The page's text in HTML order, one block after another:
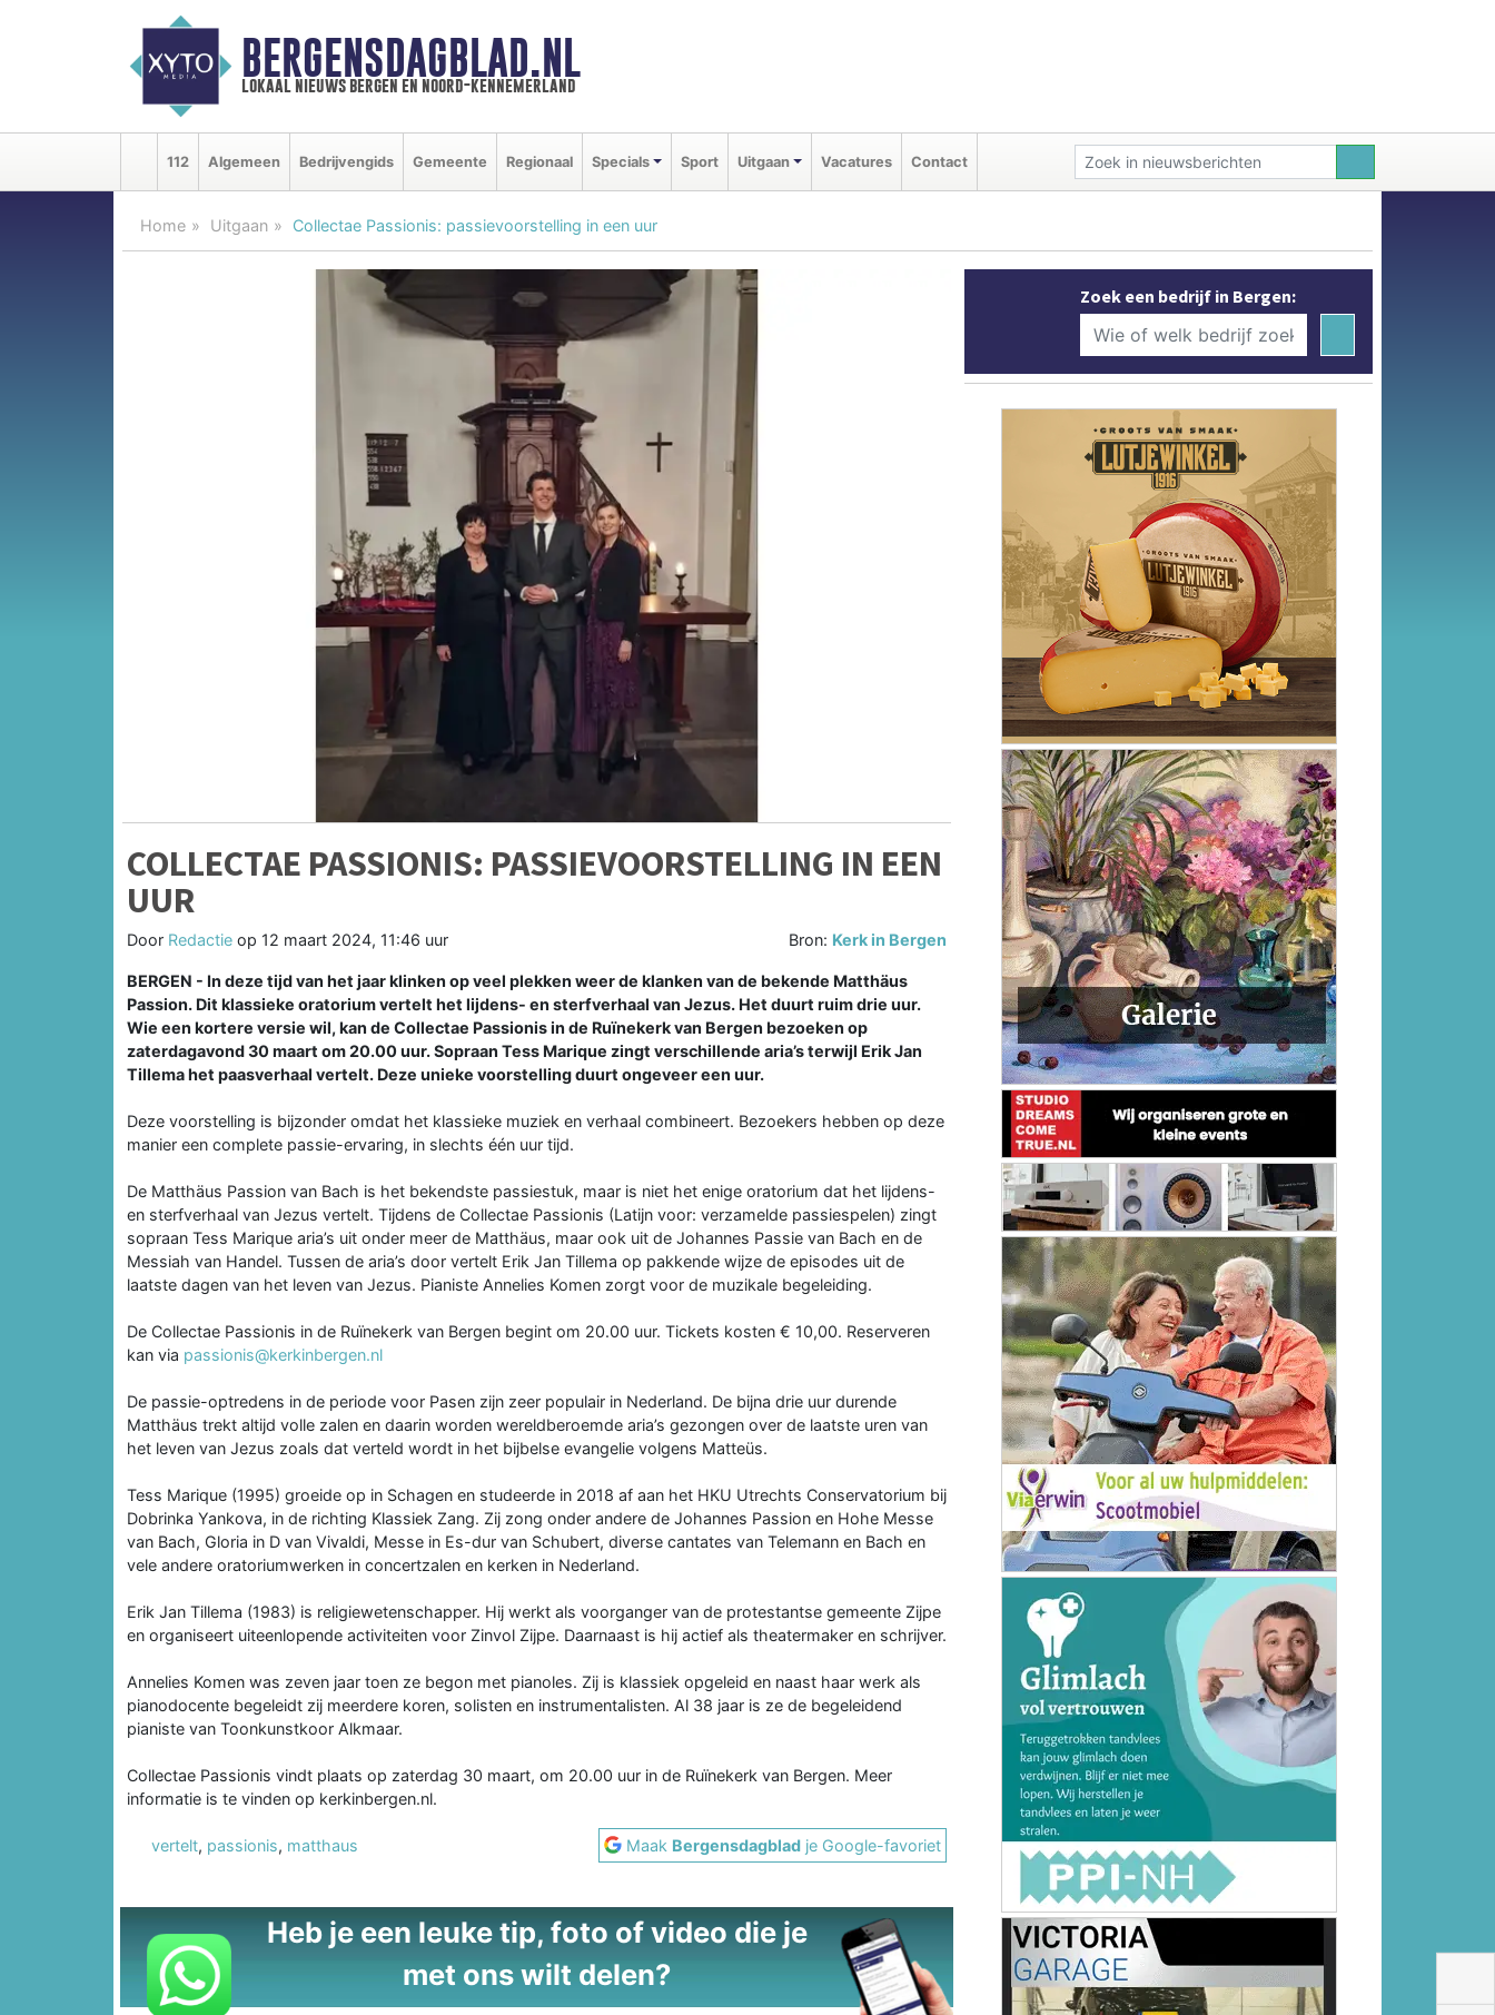
BERGENSDAGBLAD.NL
lokaal nieuws bergen en noord-kennemerland
112 Algemeen Bedrijvengids Gemeente Regionaal Specials Sport Uitgaan Vacatures Contact
Home Uitgaan Collectae Passionis: passievoorstelling in een uur
COLLECTAE PASSIONIS: PASSIEVOORSTELLING IN EEN
UUR
Door Redactie op 12 maart 2024, 11:46 uur Bron: Kerk in Bergen
BERGEN - In deze tijd van het jaar klinken op veel plekken weer de klanken van de bekende Matthäus
Passion. Dit klassieke oratorium vertelt het lijdens- en sterfverhaal van Jezus. Het duurt ruim drie uur.
Wie een kortere versie wil, kan de Collectae Passionis in de Ruïnekerk van Bergen bezoeken op
zaterdagavond 30 maart om 20.00 uur. Sopraan Tess Marique zingt verschillende aria’s terwijl Erik Jan
Tillema het paasverhaal vertelt. Deze unieke voorstelling duurt ongeveer een uur.
Deze voorstelling is bijzonder omdat het klassieke muziek en verhaal combineert. Bezoekers hebben op deze
manier een complete passie-ervaring, in slechts één uur tijd.
De Matthäus Passion van Bach is het bekendste passiestuk, maar is niet het enige oratorium dat het lijdens-
en sterfverhaal van Jezus vertelt. Tijdens de Collectae Passionis (Latijn voor: verzamelde passiespelen) zingt
sopraan Tess Marique aria’s uit onder meer de Matthäus, maar ook uit de Johannes Passie van Bach en de
Messiah van Handel. Tussen de aria’s door vertelt Erik Jan Tillema op pakkende wijze de episodes uit de
laatste dagen van het leven van Jezus. Pianiste Annelies Komen zorgt voor de muzikale begeleiding.
De Collectae Passionis in de Ruïnekerk van Bergen begint om 20.00 uur. Tickets kosten € 10,00. Reserveren
kan via passionis@kerkinbergen.nl
De passie-optredens in de periode voor Pasen zijn zeer populair in Nederland. De bijna drie uur durende
Matthäus trekt altijd volle zalen en daarin worden wereldberoemde aria’s gezongen over de laatste uren van
het leven van Jezus zoals dat verteld wordt in het bijbelse evangelie volgens Matteüs.
Tess Marique (1995) groeide op in Schagen en studeerde in 2018 af aan het HKU Utrechts Conservatorium bij
Dobrinka Yankova, in de richting Klassiek Zang. Zij zong onder andere de Johannes Passion en Hohe Messe
van Bach, Gloria in D van Vivaldi, Messe in Es-dur van Schubert, diverse cantates van Telemann en Bach en
vele andere oratoriumwerken in concertzalen en kerken in Nederland.
Erik Jan Tillema (1983) is religiewetenschapper. Hij werkt als voorganger van de protestantse gemeente Zijpe
en organiseert uiteenlopende activiteiten voor Zinvol Zijpe. Daarnaast is hij actief als theatermaker en schrijver.
Annelies Komen was zeven jaar toen ze begon met pianoles. Zij is klassiek opgeleid en naast haar werk als
pianodocente begeleidt zij meerdere koren, solisten en instrumentalisten. Al 38 jaar is ze de begeleidend
pianiste van Toonkunstkoor Alkmaar.
Collectae Passionis vindt plaats op zaterdag 30 maart, om 20.00 uur in de Ruïnekerk van Bergen. Meer
informatie is te vinden op kerkinbergen.nl.
vertelt, passionis, matthaus Maak Bergensdagblad je Google-favoriet
Heb je een leuke tip, foto of video die je
met ons wilt delen?
Zoek een bedrijf in Bergen: